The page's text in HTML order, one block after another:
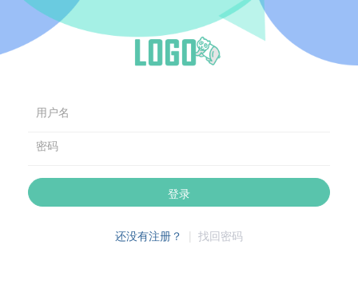
用户名
密码
登录
还没有注册？ | 找回密码